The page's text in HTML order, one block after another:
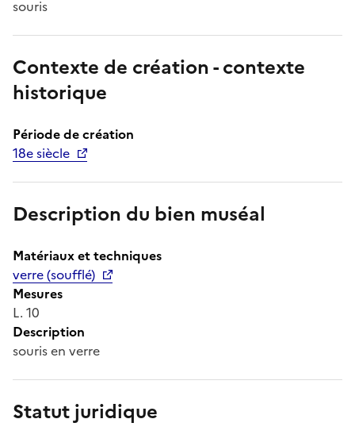
souris
Contexte de création - contexte
historique
Période de création
18e siècle
Description du bien muséal
Matériaux et techniques
verre (soufflé)
Mesures
L. 10
Description
souris en verre
Statut juridique